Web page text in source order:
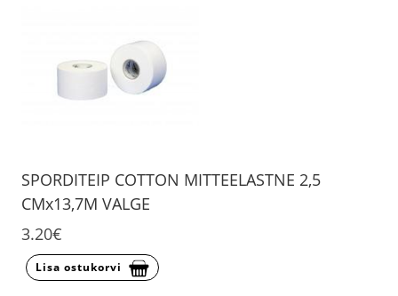
SPORDITEIP COTTON MITTEELASTNE 2,5
CMx13,7M VALGE
3.20€
Lisa ostukorvi